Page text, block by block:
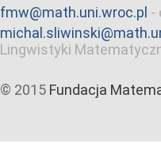
fmw@math.uni.wroc.pl -
Lingwistyki
© 2015 Fundacja